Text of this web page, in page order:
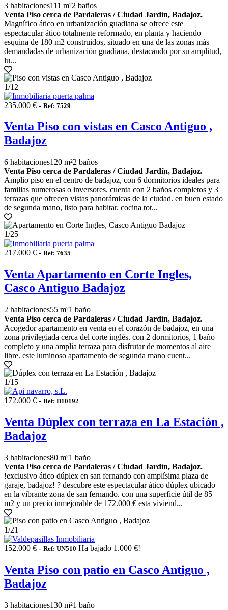
3 habitaciones111 m²2 baños
Venta Piso cerca de Pardaleras / Ciudad Jardín, Badajoz.
Magnífico ático en urbanización guadiana se ofrece este
espectacular ático totalmente reformado, en planta y haciendo
esquina de 180 m2 construidos, situado en una de las zonas más
demandadas de urbanización guadiana, destacando por su amplitud,
lu...
1/12
235.000 € - Ref: 7529
Venta Piso con vistas en Casco Antiguo ,
Badajoz
6 habitaciones120 m²2 baños
Venta Piso cerca de Pardaleras / Ciudad Jardín, Badajoz.
Amplio piso en el centro de badajoz, con 6 dormitorios ideales para
familias numerosas o inversores. cuenta con 2 baños completos y 3
terrazas que ofrecen vistas panorámicas de la ciudad. en buen estado
de segunda mano, listo para habitar. cocina tot...
1/25
217.000 € - Ref: 7635
Venta Apartamento en Corte Ingles,
Casco Antiguo Badajoz
2 habitaciones55 m²1 baño
Venta Piso cerca de Pardaleras / Ciudad Jardín, Badajoz.
Acogedor apartamento en venta en el corazón de badajoz, en una
zona privilegiada cerca del corte inglés. con 2 dormitorios, 1 baño
completo y una amplia terraza para disfrutar de momentos al aire
libre. este luminoso apartamento de segunda mano cuent...
1/15
172.000 € - Ref: D10192
Venta Dúplex con terraza en La Estación ,
Badajoz
3 habitaciones80 m²1 baño
Venta Piso cerca de Pardaleras / Ciudad Jardín, Badajoz.
!exclusivo ático dúplex en san fernando con amplísima plaza de
garaje, badajoz! ? descubre este espectacular ático dúplex ubicado
en la vibrante zona de san fernando. con una superficie útil de 85
m2 y un precio inmejorable de 172.000 € esta viviend...
1/21
152.000 € - Ref: UN510 Ha bajado 1.000 €!
Venta Piso con patio en Casco Antiguo ,
Badajoz
3 habitaciones130 m²1 baño